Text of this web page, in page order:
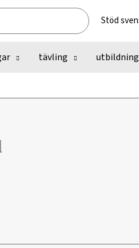
Stöd
tävling utbildning